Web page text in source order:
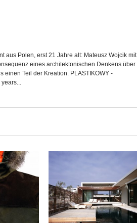
aus Polen, erst 21 Jahre alt: Mateusz Wojcik mit
eines architektonischen Denkens über
einen Teil der Kreation. PLASTIKOWY -
The Voelklip House
byMEXonSep 13, 2012